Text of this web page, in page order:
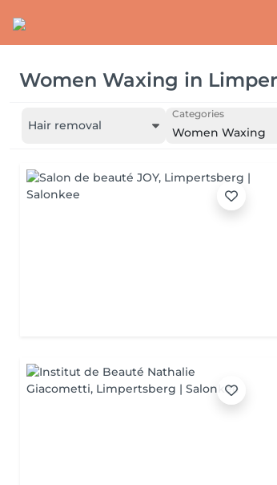
Women Waxing in
Hair removal
Categories
Women Waxing